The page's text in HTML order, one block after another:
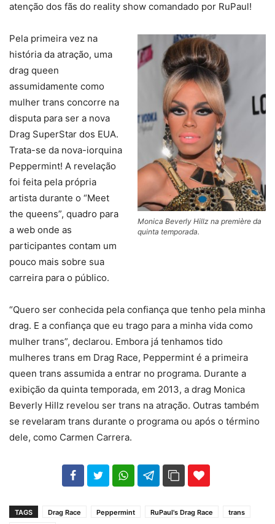
atenção dos fãs do reality show comandado por RuPaul!
Monica Beverly Hillz na première da
quinta temporada.
Pela primeira vez na
história da atração, uma
drag queen
assumidamente como
mulher trans concorre na
disputa para ser a nova
Drag SuperStar dos EUA.
Trata-se da nova-iorquina
Peppermint! A revelação
foi feita pela própria
artista durante o “Meet
the queens”, quadro para
a web onde as
participantes contam um
pouco mais sobre sua
carreira para o público.
“Quero ser conhecida pela confiança que tenho pela minha
drag. E a confiança que eu trago para a minha vida como
mulher trans”, declarou. Embora já tenhamos tido
mulheres trans em Drag Race, Peppermint é a primeira
queen trans assumida a entrar no programa. Durante a
exibição da quinta temporada, em 2013, a drag Monica
Beverly Hillz revelou ser trans na atração. Outras também
se revelaram trans durante o programa ou após o término
dele, como Carmen Carrera.
102 35
TAGS Drag Race Peppermint RuPaul's Drag Race
trans